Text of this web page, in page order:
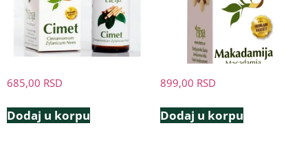
685,00 RSD
Dodaj u korpu
899,00 RSD
Dodaj u korpu